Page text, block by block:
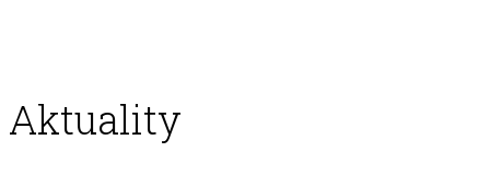
Aktuality